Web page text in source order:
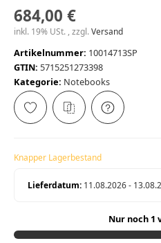
684,00 €
inkl. 19% USt. , zzgl.Versand
Artikelnummer: 10014713SP
GTIN: 5715251273398
Kategorie: Notebooks
Knapper Lagerbestand
Lieferdatum: 11.08.2026 -
Nur noch 1